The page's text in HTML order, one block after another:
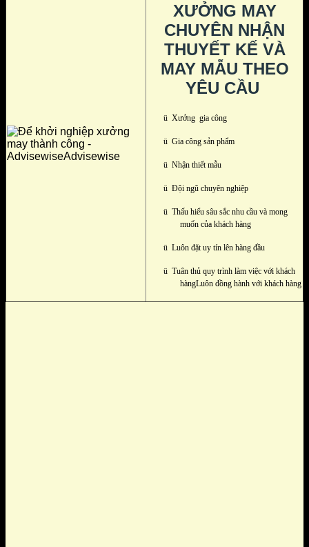
XƯỞNG MAY
CHUYÊN NHẬN
THUYẾT KẾ VÀ
MAY MẪU THEO
YÊU CẦU
ü Xưởng gia công
ü Gia công sản phẩm
ü Nhận thiết mẫu
ü Đội ngũ chuyên nghiệp
ü Thấu hiểu sâu sắc nhu cầu và mong
muốn của khách hàng
ü Luôn đặt uy tín lên hàng đầu
ü Tuân thủ quy trình làm việc với khách
hàngLuôn đồng hành với khách hàng